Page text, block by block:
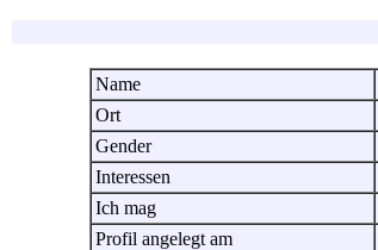
Name
Ort
Gender
Interessen
Ich mag
Profil angelegt am